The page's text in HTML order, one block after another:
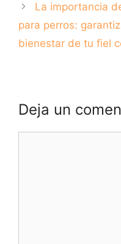
La importancia
para perros:
bienestar de tu fiel
Deja un